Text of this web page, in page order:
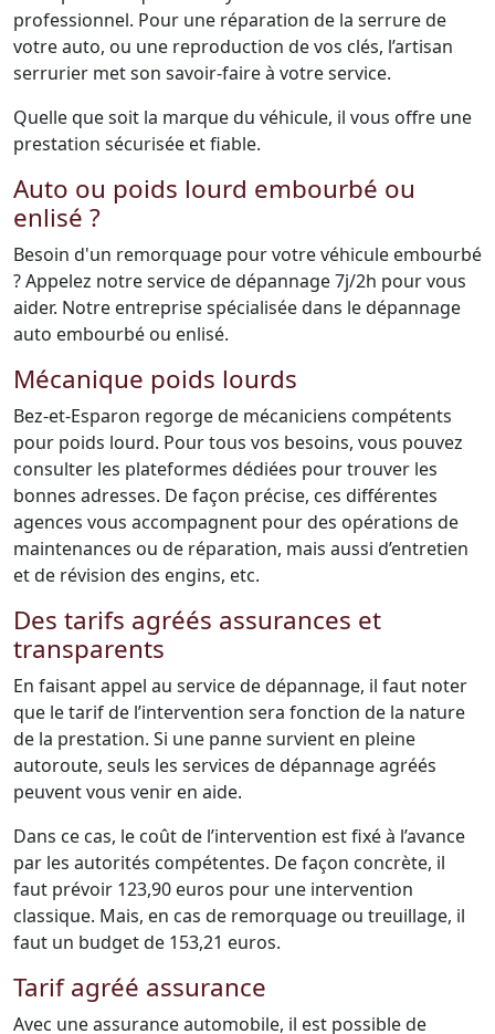
professionnel. Pour une réparation de la serrure de
votre auto, ou une reproduction de vos clés, l’artisan
serrurier met son savoir-faire à votre service.
Quelle que soit la marque du véhicule, il vous offre une
prestation sécurisée et fiable.
Auto ou poids lourd embourbé ou
enlisé ?
Besoin d'un remorquage pour votre véhicule embourbé
? Appelez notre service de dépannage 7j/2h pour vous
aider. Notre entreprise spécialisée dans le dépannage
auto embourbé ou enlisé.
Mécanique poids lourds
Bez-et-Esparon regorge de mécaniciens compétents
pour poids lourd. Pour tous vos besoins, vous pouvez
consulter les plateformes dédiées pour trouver les
bonnes adresses. De façon précise, ces différentes
agences vous accompagnent pour des opérations de
maintenances ou de réparation, mais aussi d’entretien
et de révision des engins, etc.
Des tarifs agréés assurances et
transparents
En faisant appel au service de dépannage, il faut noter
que le tarif de l’intervention sera fonction de la nature
de la prestation. Si une panne survient en pleine
autoroute, seuls les services de dépannage agréés
peuvent vous venir en aide.
Dans ce cas, le coût de l’intervention est fixé à l’avance
par les autorités compétentes. De façon concrète, il
faut prévoir 123,90 euros pour une intervention
classique. Mais, en cas de remorquage ou treuillage, il
faut un budget de 153,21 euros.
Tarif agréé assurance
Avec une assurance automobile, il est possible de